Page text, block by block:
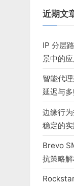
近期文
IP 分层
景中的
智能代
延迟与
边缘行
稳定的
Brevo
抗策略